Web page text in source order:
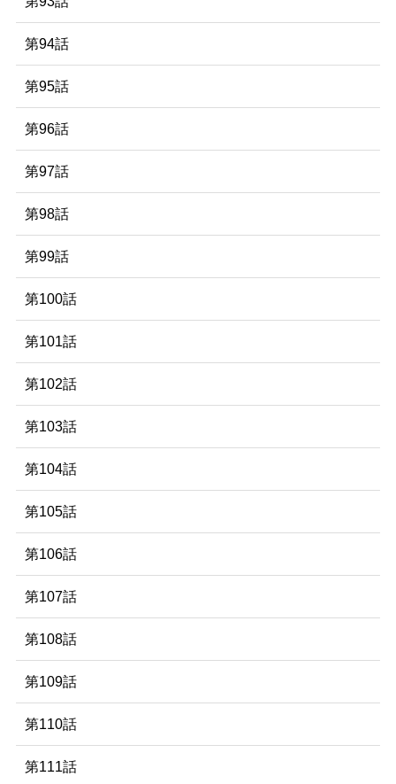
第94話
第95話
第96話
第97話
第98話
第99話
第100話
第101話
第102話
第103話
第104話
第105話
第106話
第107話
第108話
第109話
第110話
第111話